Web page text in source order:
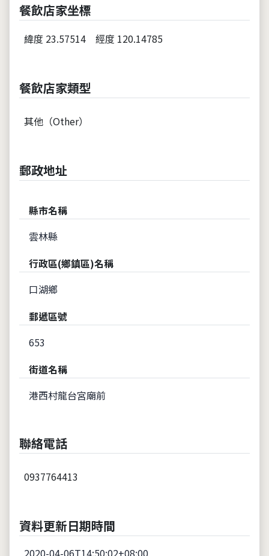
餐飲店家坐標
緯度 23.57514 經度 120.14785
餐飲店家類型
其他（Other）
郵政地址
縣市名稱
雲林縣
行政區(鄉鎮區)名稱
口湖鄉
郵遞區號
653
街道名稱
港西村龍台宮廟前
聯絡電話
0937764413
資料更新日期時間
2020-04-06T14:50:02+08:00